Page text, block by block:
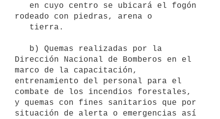
rodeado con piedras, arena o
Dirección Nacional de Bomberos en el
marco de la capacitación,
entrenamiento del personal para el
combate de los incendios forestales,
y quemas con fines sanitarios que por
situación de alerta o emergencias así